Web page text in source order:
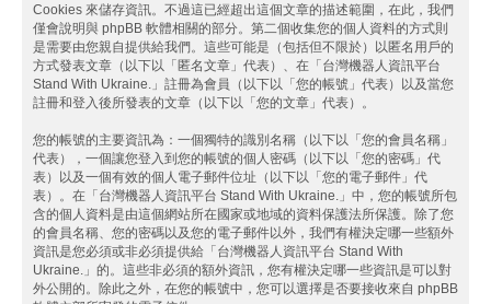
Cookies 來儲存資訊。不過這已經超出這個文章的描述範圍，在此，我們
僅會說明與 phpBB 軟體相關的部分。第二個收集您的個人資料的方式則
是需要由您親自提供給我們。這些可能是（包括但不限於）以匿名用戶的
方式發表文章（以下以「匿名文章」代表）、在「台灣機器人資訊平台
Stand With Ukraine.」註冊為會員（以下以「您的帳號」代表）以及當您
註冊和登入後所發表的文章（以下以「您的文章」代表）。
您的帳號的主要資訊為：一個獨特的識別名稱（以下以「您的會員名稱」
代表），一個讓您登入到您的帳號的個人密碼（以下以「您的密碼」代
表）以及一個有效的個人電子郵件位址（以下以「您的電子郵件」代
表）。在「台灣機器人資訊平台 Stand With Ukraine.」中，您的帳號所包
含的個人資料是由這個網站所在國家或地域的資料保護法所保護。除了您
的會員名稱、您的密碼以及您的電子郵件以外，我們有權決定哪一些額外
資訊是您必須或非必須提供給「台灣機器人資訊平台 Stand With
Ukraine.」的。這些非必須的額外資訊，您有權決定哪一些資訊是可以對
外公開的。除此之外，在您的帳號中，您可以選擇是否要接收來自 phpBB